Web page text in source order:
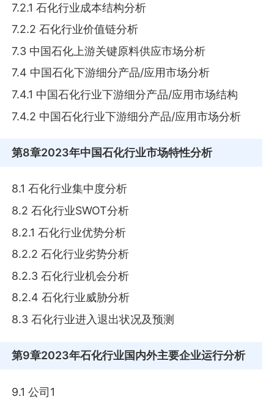
7.2.1 石化行业成本结构分析
7.2.2 石化行业价值链分析
7.3 中国石化上游关键原料供应市场分析
7.4 中国石化下游细分产品/应用市场分析
7.4.1 中国石化行业下游细分产品/应用市场结构
7.4.2 中国石化行业下游细分产品/应用市场分析
第8章2023年中国石化行业市场特性分析
8.1 石化行业集中度分析
8.2 石化行业SWOT分析
8.2.1 石化行业优势分析
8.2.2 石化行业劣势分析
8.2.3 石化行业机会分析
8.2.4 石化行业威胁分析
8.3 石化行业进入退出状况及预测
第9章2023年石化行业国内外主要企业运行分析
9.1 公司1